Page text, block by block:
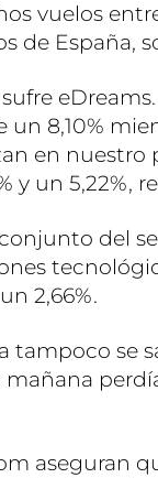
vuelos
de España,
8,10%
en nuestro
y un 5,22%,
del
2,66%.
tampoco se
aseguran